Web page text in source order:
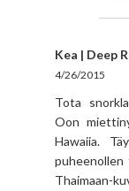
Kea | Deep
4/26/2015
Tota
Oon
Hawaiia.
puheenollen
Thaimaan-